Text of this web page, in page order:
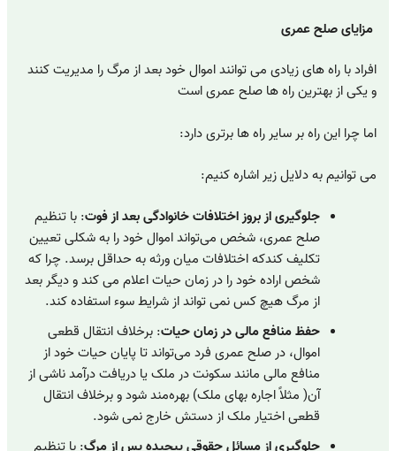
مزایای صلح عمری
افراد با راه های زیادی می توانند اموال خود بعد از مرگ را مدیریت کنند
و یکی از بهترین راه ها صلح عمری است
اما چرا این راه بر سایر راه ها برتری دارد:
می توانیم به دلایل زیر اشاره کنیم:
جلوگیری از بروز اختلافات خانوادگی بعد از فوت: با تنظیم
صلح عمری، شخص می‌تواند اموال خود را به شکلی تعیین
تکلیف کندکهاختلافات میان ورثه به حداقل برسد. چرا که
شخص اراده خود را در زمان حیات اعلام می کند و دیگر بعد
از مرگ هیچ کس نمی تواند از شرایط سوء استفاده کند.
حفظ منافع مالی در زمان حیات: برخلاف انتقال قطعی
اموال، در صلح عمری فرد می‌تواند تا پایان حیات خود از
منافع مالی مانند سکونت در ملک یا دریافت درآمد ناشی از
آن( مثلاً اجاره بهای ملک) بهره‌مند شود و برخلاف انتقال
قطعی اختیار ملک از دستش خارج نمی شود.